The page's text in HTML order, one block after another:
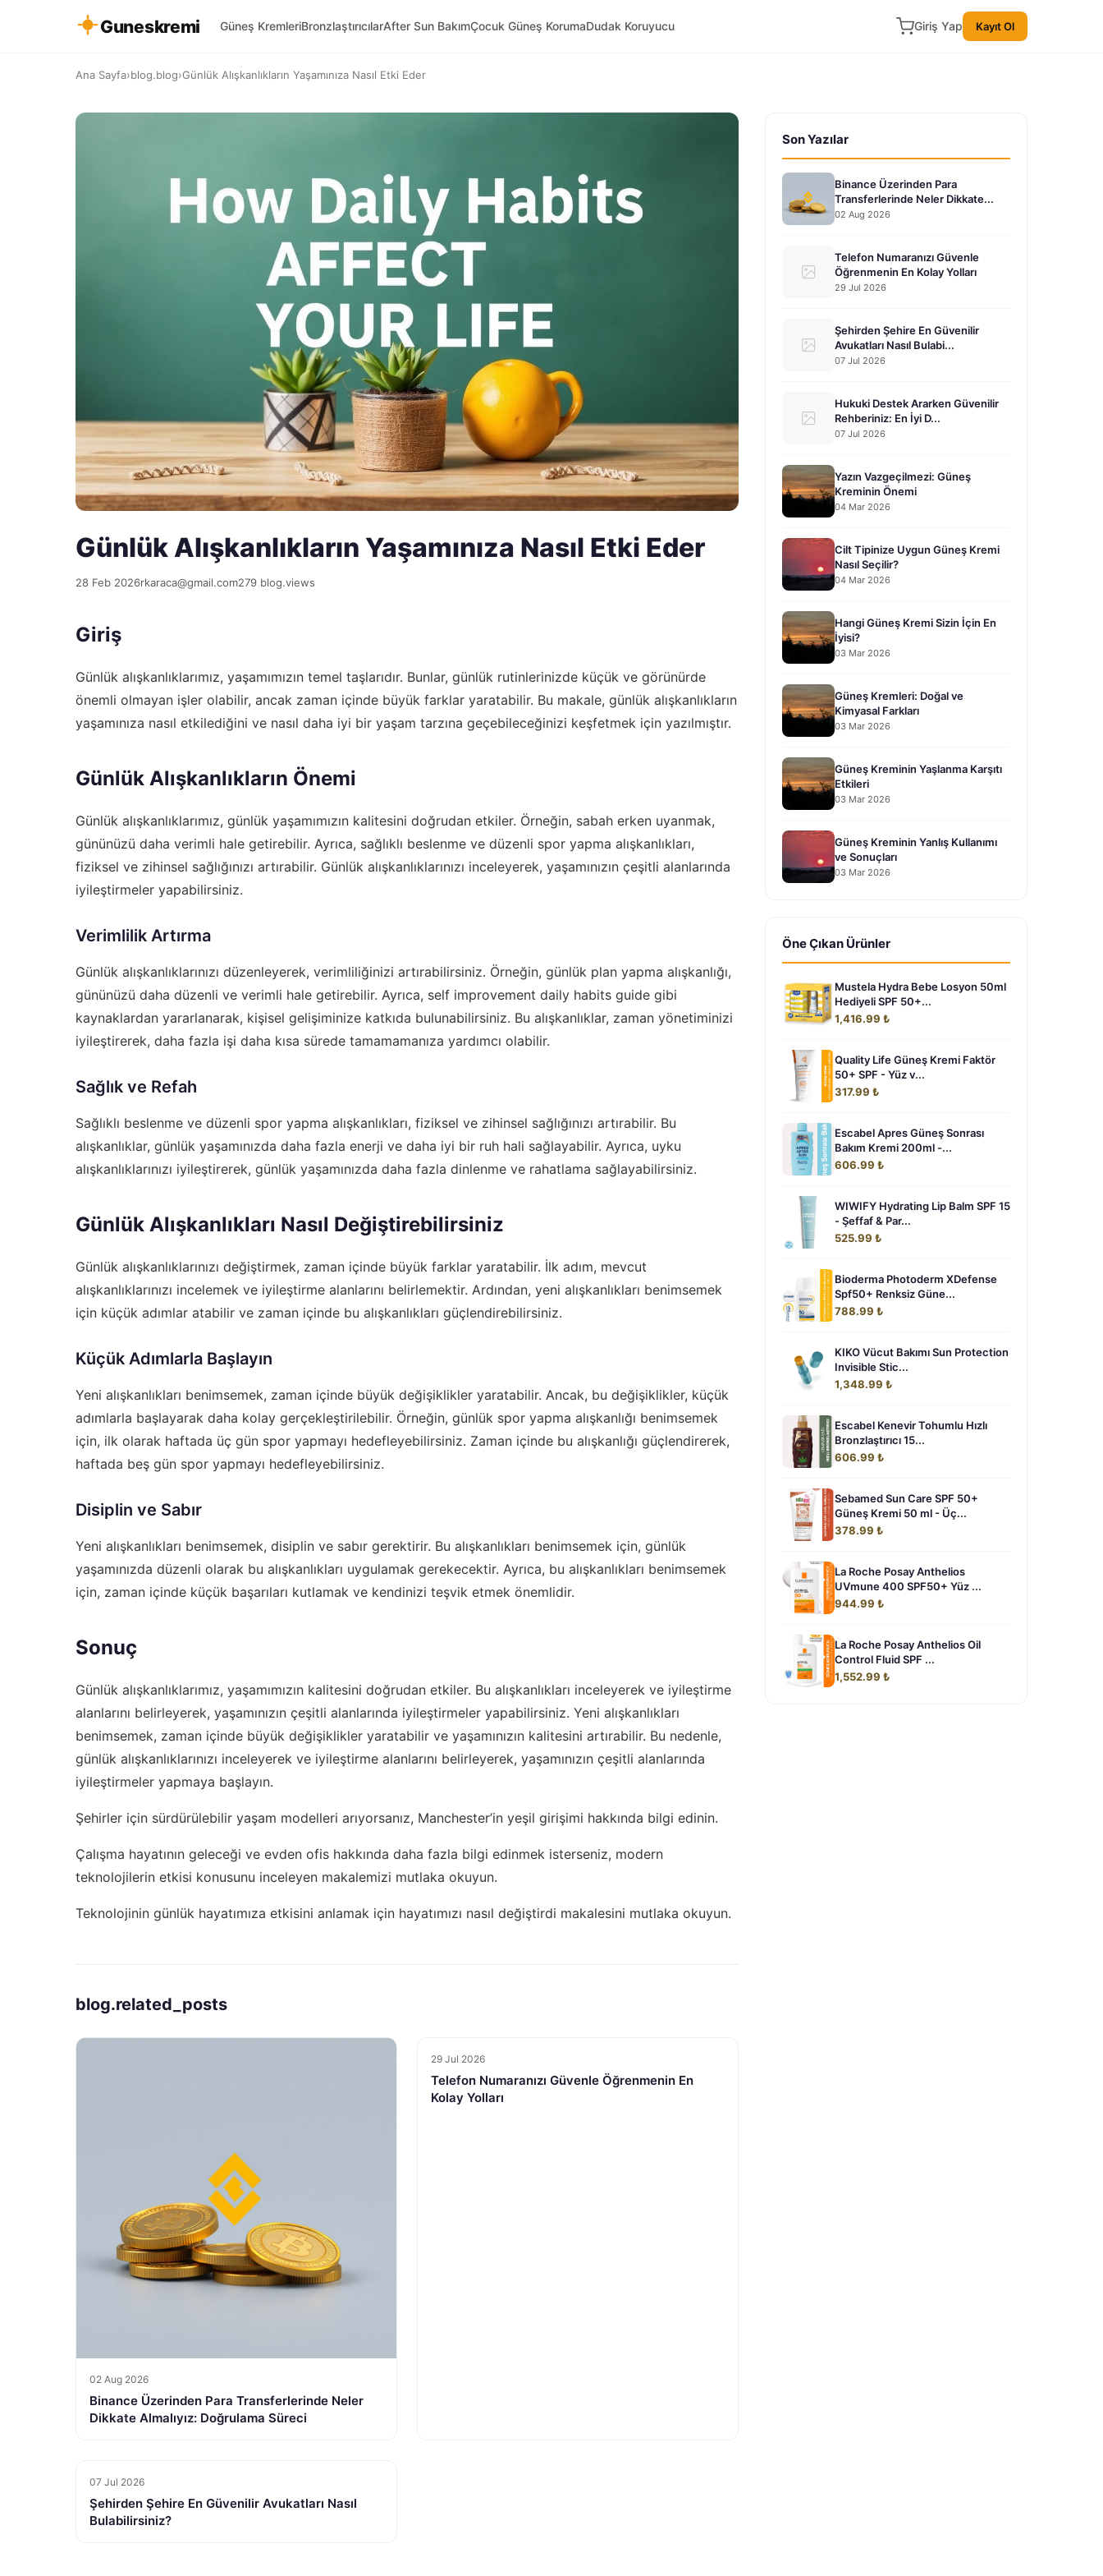
Guneskremi Güneş KremleriBronzlaştırıcılarAfter Sun BakımÇocuk Güneş KorumaDudak Koruyucu Giriş Yap Kayıt Ol
Ana Sayfa›blog.blog›Günlük Alışkanlıkların Yaşamınıza Nasıl Etki Eder
Günlük Alışkanlıkların Yaşamınıza Nasıl Etki Eder
28 Feb 2026rkaraca@gmail.com279 blog.views
Giriş
Günlük alışkanlıklarımız, yaşamımızın temel taşlarıdır. Bunlar, günlük rutinlerinizde küçük ve görünürde
önemli olmayan işler olabilir, ancak zaman içinde büyük farklar yaratabilir. Bu makale, günlük alışkanlıkların
yaşamınıza nasıl etkilediğini ve nasıl daha iyi bir yaşam tarzına geçebileceğinizi keşfetmek için yazılmıştır.
Günlük Alışkanlıkların Önemi
Günlük alışkanlıklarımız, günlük yaşamımızın kalitesini doğrudan etkiler. Örneğin, sabah erken uyanmak,
gününüzü daha verimli hale getirebilir. Ayrıca, sağlıklı beslenme ve düzenli spor yapma alışkanlıkları,
fiziksel ve zihinsel sağlığınızı artırabilir. Günlük alışkanlıklarınızı inceleyerek, yaşamınızın çeşitli alanlarında
iyileştirmeler yapabilirsiniz.
Verimlilik Artırma
Günlük alışkanlıklarınızı düzenleyerek, verimliliğinizi artırabilirsiniz. Örneğin, günlük plan yapma alışkanlığı,
gününüzü daha düzenli ve verimli hale getirebilir. Ayrıca, self improvement daily habits guide gibi
kaynaklardan yararlanarak, kişisel gelişiminize katkıda bulunabilirsiniz. Bu alışkanlıklar, zaman yönetiminizi
iyileştirerek, daha fazla işi daha kısa sürede tamamamanıza yardımcı olabilir.
Sağlık ve Refah
Sağlıklı beslenme ve düzenli spor yapma alışkanlıkları, fiziksel ve zihinsel sağlığınızı artırabilir. Bu
alışkanlıklar, günlük yaşamınızda daha fazla enerji ve daha iyi bir ruh hali sağlayabilir. Ayrıca, uyku
alışkanlıklarınızı iyileştirerek, günlük yaşamınızda daha fazla dinlenme ve rahatlama sağlayabilirsiniz.
Günlük Alışkanlıkları Nasıl Değiştirebilirsiniz
Günlük alışkanlıklarınızı değiştirmek, zaman içinde büyük farklar yaratabilir. İlk adım, mevcut
alışkanlıklarınızı incelemek ve iyileştirme alanlarını belirlemektir. Ardından, yeni alışkanlıkları benimsemek
için küçük adımlar atabilir ve zaman içinde bu alışkanlıkları güçlendirebilirsiniz.
Küçük Adımlarla Başlayın
Yeni alışkanlıkları benimsemek, zaman içinde büyük değişiklikler yaratabilir. Ancak, bu değişiklikler, küçük
adımlarla başlayarak daha kolay gerçekleştirilebilir. Örneğin, günlük spor yapma alışkanlığı benimsemek
için, ilk olarak haftada üç gün spor yapmayı hedefleyebilirsiniz. Zaman içinde bu alışkanlığı güçlendirerek,
haftada beş gün spor yapmayı hedefleyebilirsiniz.
Disiplin ve Sabır
Yeni alışkanlıkları benimsemek, disiplin ve sabır gerektirir. Bu alışkanlıkları benimsemek için, günlük
yaşamınızda düzenli olarak bu alışkanlıkları uygulamak gerekecektir. Ayrıca, bu alışkanlıkları benimsemek
için, zaman içinde küçük başarıları kutlamak ve kendinizi teşvik etmek önemlidir.
Sonuç
Günlük alışkanlıklarımız, yaşamımızın kalitesini doğrudan etkiler. Bu alışkanlıkları inceleyerek ve iyileştirme
alanlarını belirleyerek, yaşamınızın çeşitli alanlarında iyileştirmeler yapabilirsiniz. Yeni alışkanlıkları
benimsemek, zaman içinde büyük değişiklikler yaratabilir ve yaşamınızın kalitesini artırabilir. Bu nedenle,
günlük alışkanlıklarınızı inceleyerek ve iyileştirme alanlarını belirleyerek, yaşamınızın çeşitli alanlarında
iyileştirmeler yapmaya başlayın.
Şehirler için sürdürülebilir yaşam modelleri arıyorsanız, Manchester’in yeşil girişimi hakkında bilgi edinin.
Çalışma hayatının geleceği ve evden ofis hakkında daha fazla bilgi edinmek isterseniz, modern
teknolojilerin etkisi konusunu inceleyen makalemizi mutlaka okuyun.
Teknolojinin günlük hayatımıza etkisini anlamak için hayatımızı nasıl değiştirdi makalesini mutlaka okuyun.
blog.related_posts
02 Aug 2026
Binance Üzerinden Para Transferlerinde Neler
Dikkate Almalıyız: Doğrulama Süreci
29 Jul 2026
Telefon Numaranızı Güvenle Öğrenmenin En
Kolay Yolları
07 Jul 2026
Şehirden Şehire En Güvenilir Avukatları Nasıl
Bulabilirsiniz?
Son Yazılar
Binance Üzerinden Para
Transferlerinde Neler Dikkate...
02 Aug 2026
Telefon Numaranızı Güvenle
Öğrenmenin En Kolay Yolları
29 Jul 2026
Şehirden Şehire En Güvenilir
Avukatları Nasıl Bulabi...
07 Jul 2026
Hukuki Destek Ararken Güvenilir
Rehberiniz: En İyi D...
07 Jul 2026
Yazın Vazgeçilmezi: Güneş
Kreminin Önemi
04 Mar 2026
Cilt Tipinize Uygun Güneş Kremi
Nasıl Seçilir?
04 Mar 2026
Hangi Güneş Kremi Sizin İçin En
İyisi?
03 Mar 2026
Güneş Kremleri: Doğal ve
Kimyasal Farkları
03 Mar 2026
Güneş Kreminin Yaşlanma Karşıtı
Etkileri
03 Mar 2026
Güneş Kreminin Yanlış Kullanımı
ve Sonuçları
03 Mar 2026
Öne Çıkan Ürünler
Mustela Hydra Bebe Losyon 50ml
Hediyeli SPF 50+...
1,416.99 ₺
Quality Life Güneş Kremi Faktör
50+ SPF - Yüz v...
317.99 ₺
Escabel Apres Güneş Sonrası
Bakım Kremi 200ml -...
606.99 ₺
WIWIFY Hydrating Lip Balm SPF 15
- Şeffaf & Par...
525.99 ₺
Bioderma Photoderm XDefense
Spf50+ Renksiz Güne...
788.99 ₺
KIKO Vücut Bakımı Sun Protection
Invisible Stic...
1,348.99 ₺
Escabel Kenevir Tohumlu Hızlı
Bronzlaştırıcı 15...
606.99 ₺
Sebamed Sun Care SPF 50+
Güneş Kremi 50 ml - Üç...
378.99 ₺
La Roche Posay Anthelios
UVmune 400 SPF50+ Yüz ...
944.99 ₺
La Roche Posay Anthelios Oil
Control Fluid SPF ...
1,552.99 ₺